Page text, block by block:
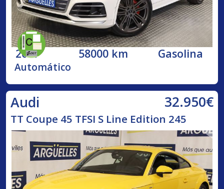
2017 58000 km Gasolina
Automático
Audi 32.950€
TT Coupe 45 TFSI S Line Edition 245